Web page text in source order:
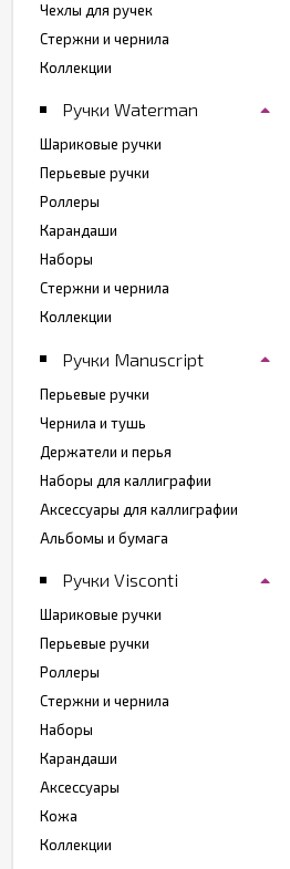
Чехлы для ручек
Стержни и чернила
Коллекции
Ручки Waterman
Шариковые ручки
Перьевые ручки
Роллеры
Карандаши
Наборы
Стержни и чернила
Коллекции
Ручки Manuscript
Перьевые ручки
Чернила и тушь
Держатели и перья
Наборы для каллиграфии
Аксессуары для каллиграфии
Альбомы и бумага
Ручки Visconti
Шариковые ручки
Перьевые ручки
Роллеры
Стержни и чернила
Наборы
Карандаши
Аксессуары
Кожа
Коллекции